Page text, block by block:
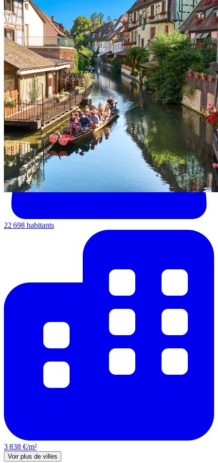
22 698 habitants
3 838 €/m²
Voir plus de villes